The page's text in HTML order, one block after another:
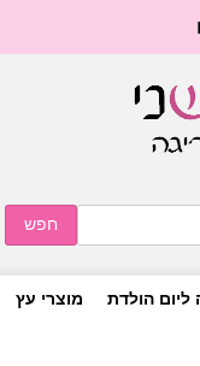
ליום הולדת מוצרי עץ